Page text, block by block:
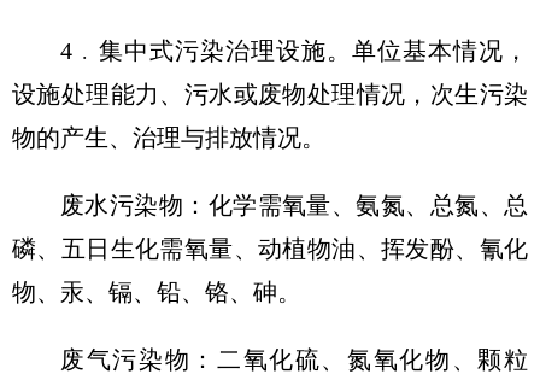
4﹒集中式污染治理设施。单位基本情况，
设施处理能力、污水或废物处理情况，次生污染
物的产生、治理与排放情况。
废水污染物：化学需氧量、氨氮、总氮、总
磷、五日生化需氧量、动植物油、挥发酚、氰化
物、汞、镉、铅、铬、砷。
废气污染物：二氧化硫、氮氧化物、颗粒